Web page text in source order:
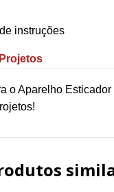
instruções
o Aparelho